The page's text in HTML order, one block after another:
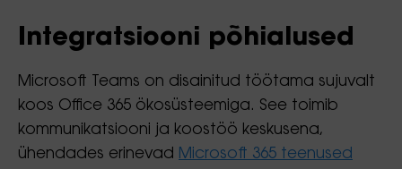
Integratsiooni põhialused
Microsoft Teams on disainitud töötama sujuvalt
koos Office 365 ökosüsteemiga. See toimib
kommunikatsiooni ja koostöö keskusena,
ühendades erinevad Microsoft 365 teenused